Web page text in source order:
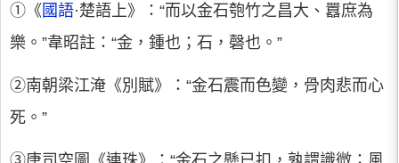
①《 國語·楚語上》：“而以金石匏竹之昌大、囂庶為
樂。”韋昭註：“金，鍾也；石，磬也。”
②南朝梁江淹《別賦》：“金石震而色變，骨肉悲而心
死。”